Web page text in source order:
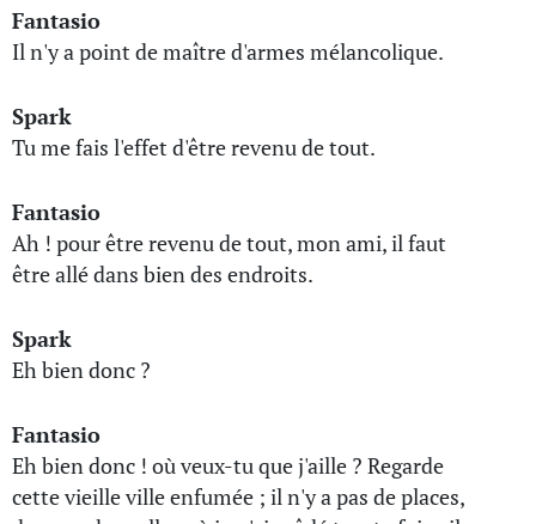
Fantasio
Il n'y a point de maître d'armes mélancolique.
Spark
Tu me fais l'effet d'être revenu de tout.
Fantasio
Ah ! pour être revenu de tout, mon ami, il faut
être allé dans bien des endroits.
Spark
Eh bien donc ?
Fantasio
Eh bien donc ! où veux-tu que j'aille ? Regarde
cette vieille ville enfumée ; il n'y a pas de places,